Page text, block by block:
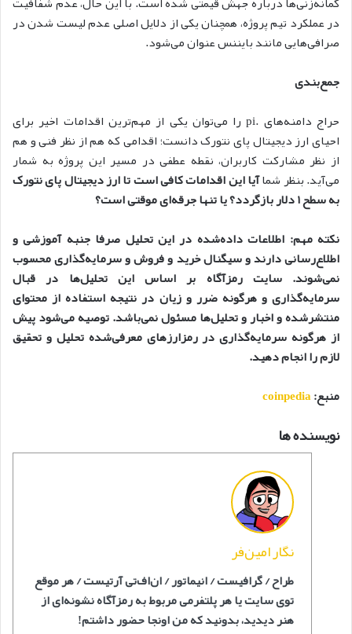
در عملکرد تیم پروژه، همچنان یکی از دلایل اصلی عدم لیست شدن در
صرافی‌هایی مانند بایننس عنوان می‌شود.
جمع‌بندی
حراج دامنه‌های .pi را می‌توان یکی از مهم‌ترین اقدامات اخیر برای
احیای ارز دیجیتال پای نتورک دانست؛ اقدامی که هم از نظر فنی و هم
از نظر مشارکت کاربران، نقطه عطفی در مسیر این پروژه به شمار
می‌آید. بنظر شماآیا این اقدامات کافی است تا ارز دیجیتال پای نتورک
به سطح ۱ دلار بازگردد؟ یا تنها جرقه‌ای موقتی است؟
نکته مهم: اطلاعات داده‌شده در این تحلیل صرفا جنبه آموزشی و
اطلاع‌رسانی دارند و سیگنال خرید و فروش و سرمایه‌گذاری محسوب
نمی‌شوند. سایت رمزآگاه بر اساس این تحلیل‌ها در قبال
سرمایه‌گذاری و هرگونه ضرر و زیان در نتیجه استفاده از محتوای
منتشرشده و اخبار و تحلیل‌ها مسئول نمی‌باشد. توصیه می‌شود پیش
از هرگونه سرمایه‌گذاری در رمزارزهای معرفی‌شده تحلیل و تحقیق
لازم را انجام دهید.
منبع:coinpedia
نویسنده ها
نگار امین‌فر
طراح / گرافیست / انیماتور / ان‌اف‌‎تی آرتیست / هر موقع
توی سایت یا هر پلتفرمی مربوط به رمزآگاه نشونه‌ای از
هنر دیدید، بدونید که من اونجا حضور داشتم!